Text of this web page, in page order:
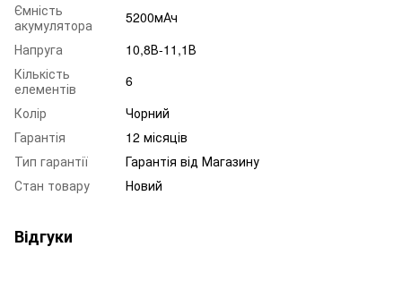
Ємність
акумулятора
5200мАч
Напруга
10,8В-11,1В
Кількість
елементів
6
Колір
Чорний
Гарантія
12 місяців
Тип гарантії
Гарантія від Магазину
Стан товару
Новий
Відгуки